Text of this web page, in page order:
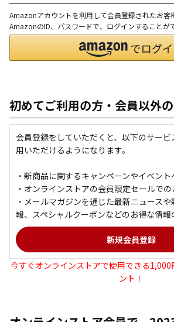
Amazonアカウントを利用して会員登録されたお客
AmazonのID、パスワードで、ログインすることが
初めてご利用の方・会員以外
会員登録をしていただくと、以下のサー
用いただけるようになります。
・新商品に関するキャンペーンやイベン
・オンラインストアの会員限定セールで
・メールマガジンを通じた最新ニュース
報、スペシャルクーポンなどのお得な情報
今すぐオンラインストアで使用できる1,000
ント！